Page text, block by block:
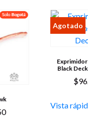
Black
$
Vista